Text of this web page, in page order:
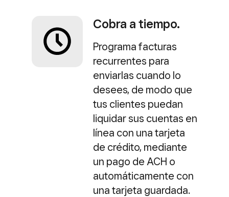
Cobra a tiempo.
Programa facturas
recurrentes para
enviarlas cuando lo
desees, de modo que
tus clientes puedan
liquidar sus cuentas en
línea con una tarjeta
de crédito, mediante
un pago de ACH o
automáticamente con
una tarjeta guardada.